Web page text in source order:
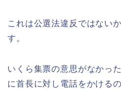
これは公選法違反ではない
す。
いくら集票の意思がなかっ
に首長に対し電話をかける